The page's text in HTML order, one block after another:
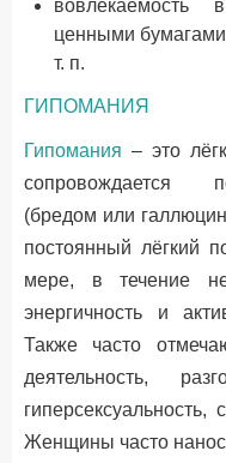
ценными
т. п.
ГИПОМАНИЯ
Гипомания – это
сопровождается
(бредом или
постоянный лёгкий
мере, в течение
энергичность и
Также часто
деятельность,
Женщины часто